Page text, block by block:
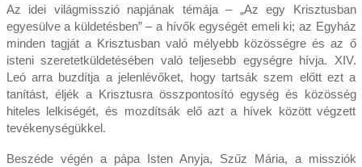
Az idei világmisszió napjának témája – „Az egy Krisztusban
egyesülve a küldetésben” – a hívők egységét emeli ki; az Egyház
minden tagját a Krisztusban való mélyebb közösségre és az ő
isteni szeretetküldetésében való teljesebb egységre hívja. XIV.
Leó arra buzdítja a jelenlévőket, hogy tartsák szem előtt ezt a
tanítást, éljék a Krisztusra összpontosító egység és közösség
hiteles lelkiségét, és mozdítsák elő azt a hívek között végzett
tevékenységükkel.
Beszéde végén a pápa Isten Anyja, Szűz Mária, a missziók